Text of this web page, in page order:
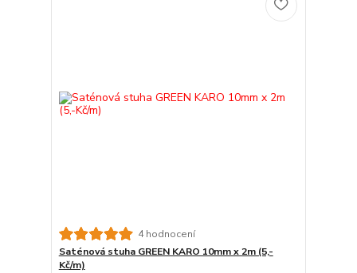
4 hodnocení
Saténová stuha GREEN KARO 10mm x 2m (5,-
Kč/m)